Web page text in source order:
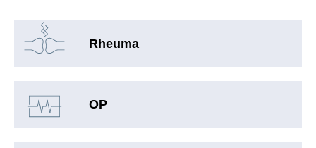
Rheuma
OP